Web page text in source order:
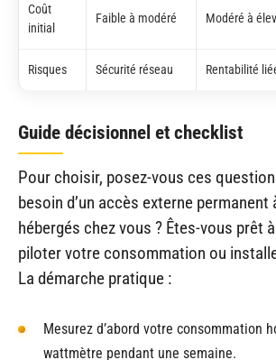
Coût
initial
Faible à modéré Modéré à
Risques Sécurité réseau Rentabilité
Guide décisionnel et checklist
Pour choisir, posez-vous ces
besoin d’un accès externe permanent
hébergés chez vous ? Êtes-vous prêt
piloter votre consommation ou
La démarche pratique :
Mesurez d’abord votre consommation
wattmètre pendant une semaine.